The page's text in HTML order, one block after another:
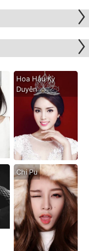
Hoa Hậu Kỳ
Duyên
Chi Pu